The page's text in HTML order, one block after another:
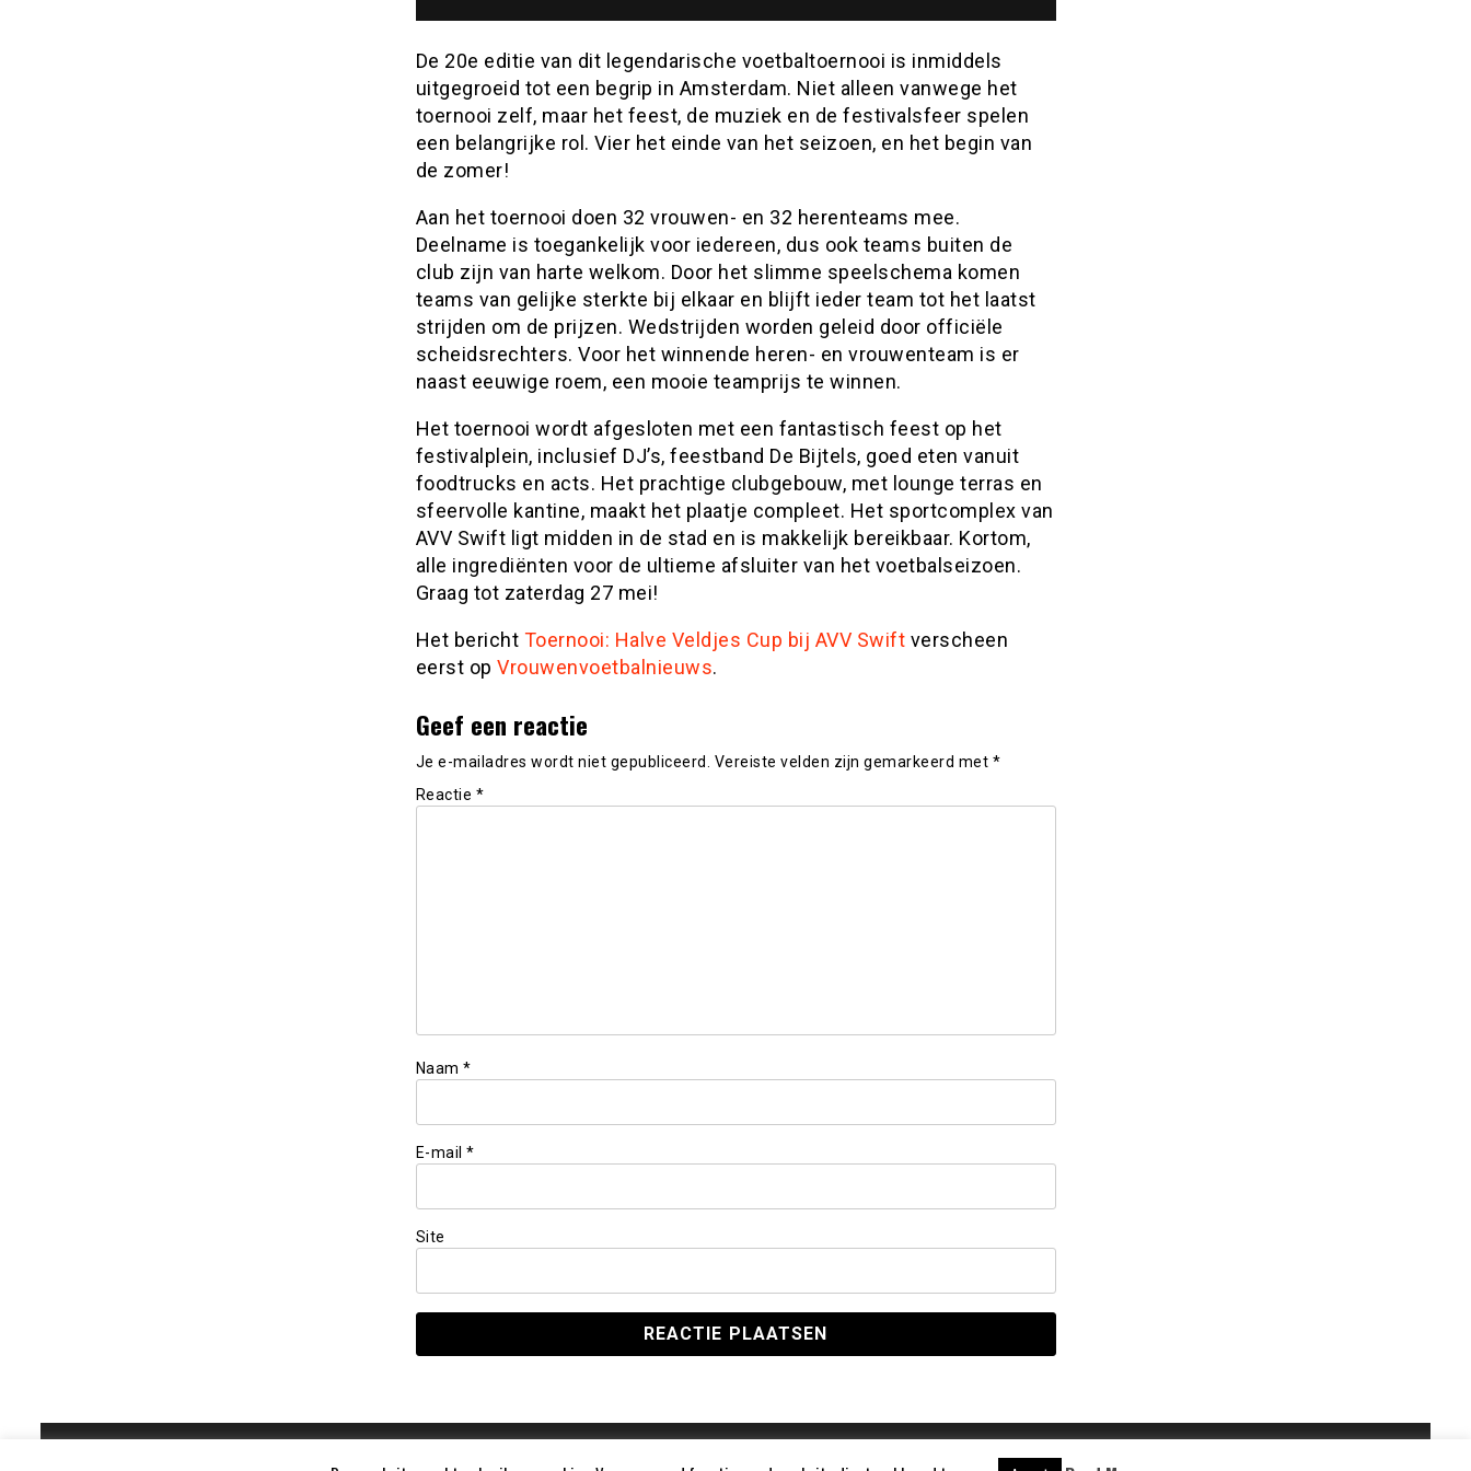
De 20e editie van dit legendarische voetbaltoernooi is inmiddels
uitgegroeid tot een begrip in Amsterdam. Niet alleen vanwege het
toernooi zelf, maar het feest, de muziek en de festivalsfeer spelen
een belangrijke rol. Vier het einde van het seizoen, en het begin van
de zomer!
Aan het toernooi doen 32 vrouwen- en 32 herenteams mee.
Deelname is toegankelijk voor iedereen, dus ook teams buiten de
club zijn van harte welkom. Door het slimme speelschema komen
teams van gelijke sterkte bij elkaar en blijft ieder team tot het laatst
strijden om de prijzen. Wedstrijden worden geleid door officiële
scheidsrechters. Voor het winnende heren- en vrouwenteam is er
naast eeuwige roem, een mooie teamprijs te winnen.
Het toernooi wordt afgesloten met een fantastisch feest op het
festivalplein, inclusief DJ’s, feestband De Bijtels, goed eten vanuit
foodtrucks en acts. Het prachtige clubgebouw, met lounge terras en
sfeervolle kantine, maakt het plaatje compleet. Het sportcomplex van
AVV Swift ligt midden in de stad en is makkelijk bereikbaar. Kortom,
alle ingrediënten voor de ultieme afsluiter van het voetbalseizoen.
Graag tot zaterdag 27 mei!
Het bericht Toernooi: Halve Veldjes Cup bij AVV Swift verscheen
eerst op Vrouwenvoetbalnieuws.
Geef een reactie
Je e-mailadres wordt niet gepubliceerd. Vereiste velden zijn gemarkeerd met *
Reactie *
Naam *
E-mail *
Site